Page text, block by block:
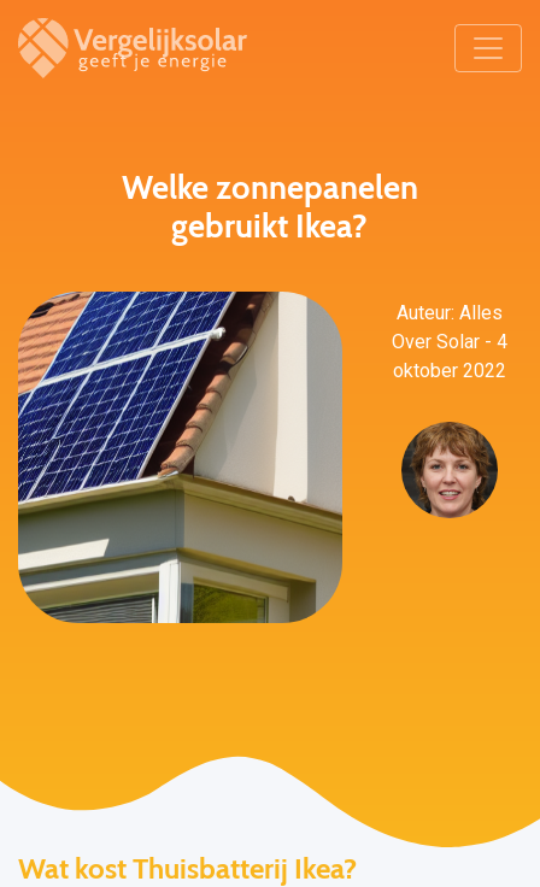
Welke zonnepanelen
gebruikt Ikea?
Auteur: Alles
Over Solar - 4
oktober 2022
Wat kost Thuisbatterij Ikea?